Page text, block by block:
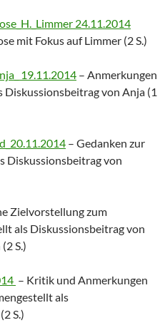
24.11.2014
mit Fokus auf Limmer (2 S.)
19.11.2014 – Anmerkungen
von Anja (1
– Gedanken zur
Diskussionsbeitrag von
Zielvorstellung zum
als Diskussionsbeitrag von
S.)
– Kritik und Anmerkungen
als
S.)